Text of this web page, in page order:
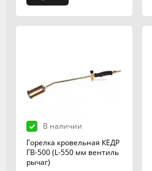
В наличии
Горелка кровельная КЕДР
ГВ-500 (L-550 мм вентиль
рычаг)